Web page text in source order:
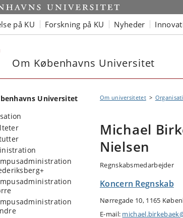
på KU Forskning på KU Nyheder
Om Københavns Universitet
Universitet
Om universitetet
Michael
Nielsen
Regnskabsmedarbejder
Koncern Regnskab
Nørregade 10, 1165
E-mail: